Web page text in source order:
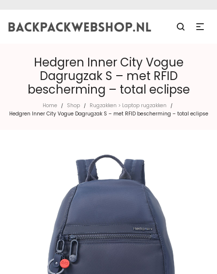
Hedgren Inner City Vogue
Dagrugzak S – met RFID
bescherming – total eclipse
Home / Shop / Rugzakken > Laptop rugzakken /
Hedgren Inner City Vogue Dagrugzak S – met RFID bescherming – total eclipse